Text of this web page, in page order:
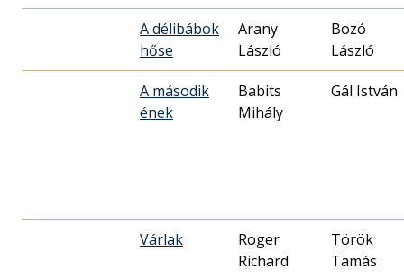
A délibábok
hőse
Arany
László
Bozó
László
A második
ének
Babits
Mihály
Gál István
Várlak
Roger
Richard
Török
Tamás